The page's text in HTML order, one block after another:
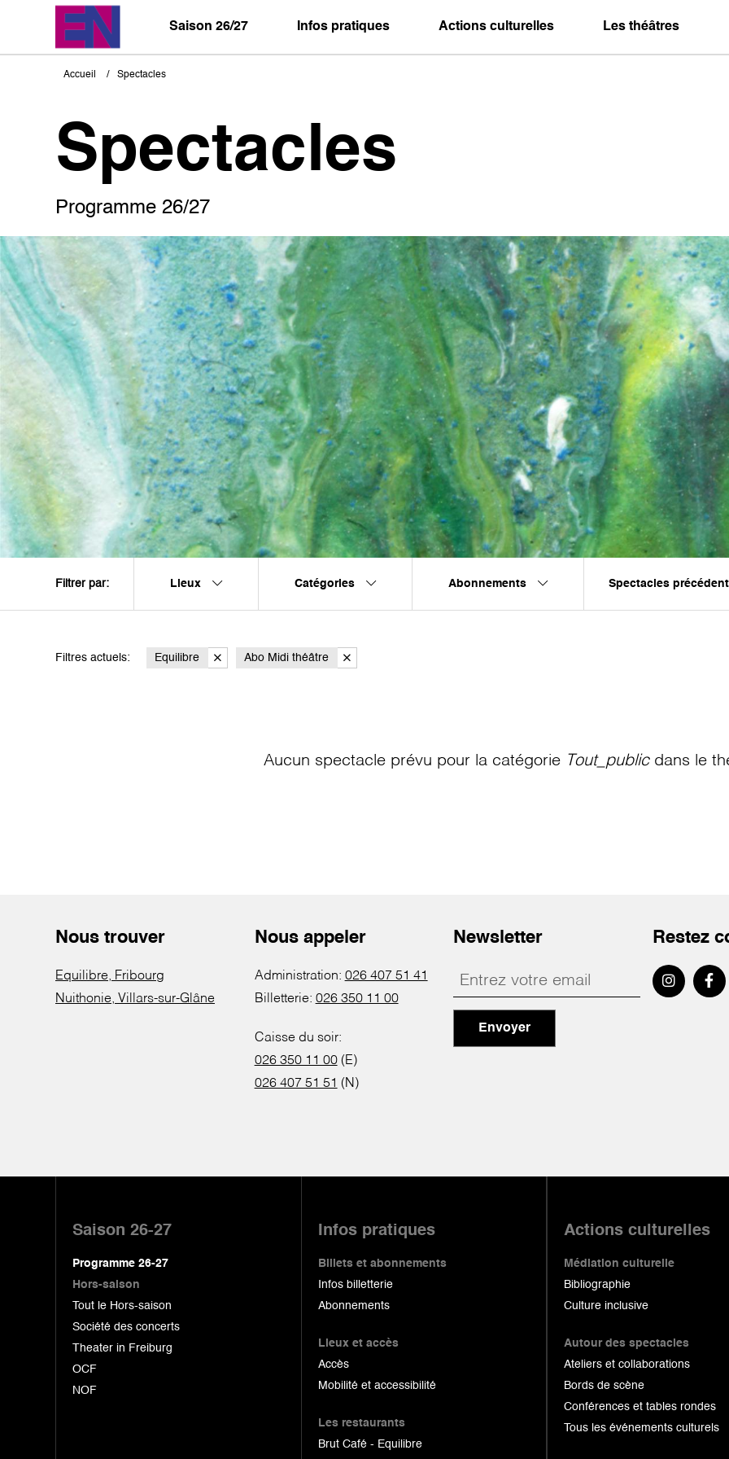
Saison 26/27 Infos pratiques Actions culturelles Les théâtres
Fil
Accueil Spectacles
Spectacles
Programme 26/27
Filtrer par: Lieux Catégories Abonnements Spectacles
Filtres actuels: Equilibre Abo Midi théâtre
Aucun spectacle prévu pour la catégorie Tout_publicdans le
Nous trouver
Equilibre, Fribourg
Nuithonie, Villars-sur-Glâne
Nous appeler
Administration: 026 407 51 41
Billetterie: 026 350 11 00
Caisse du soir:
026 350 11 00(E)
026 407 51 51 (N)
Newsletter
Envoyer
Restez
Saison 26-27
Programme 26-27
Hors-saison
Tout le Hors-saison
Société des concerts
Theater in Freiburg
OCF
NOF
Infos pratiques
Billets et abonnements
Infos billetterie
Abonnements
Lieux et accès
Accès
Mobilité et accessibilité
Les restaurants
Brut Café - Equilibre
Actions culturelles
Médiation culturelle
Bibliographie
Culture inclusive
Autour des spectacles
Ateliers et collaborations
Bords de scène
Conférences et tables rondes
Tous les événements culturels